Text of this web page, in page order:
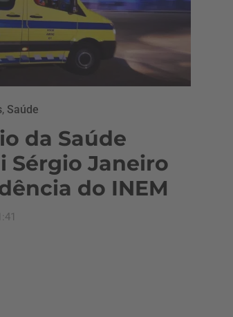
, Saúde
da Saúde
Sérgio Janeiro
do INEM